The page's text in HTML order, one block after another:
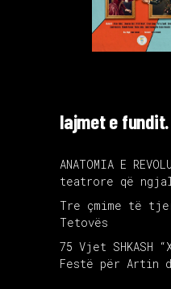
lajmet e fundit.
ANATOMIA E
teatrore që
Tre çmime të
Tetovës
75 Vjet SHKASH
Festë për Artin